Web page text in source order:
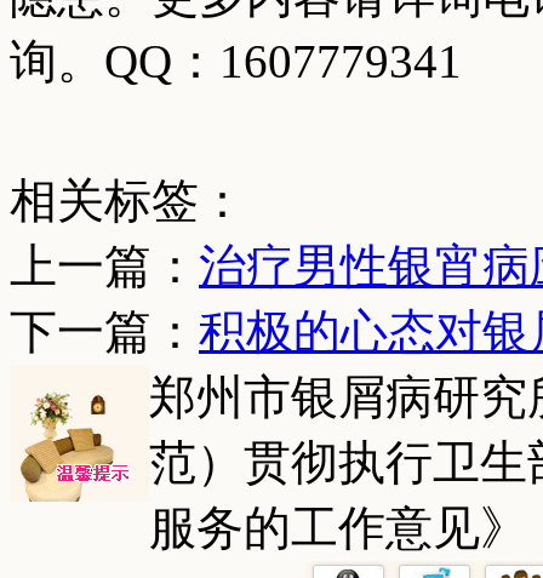
询。QQ：1607779341
相关标签：
上一篇： 治疗男性银宵
下一篇： 积极的心态对
郑州市银屑病研
范）贯彻执行卫
服务的工作意见